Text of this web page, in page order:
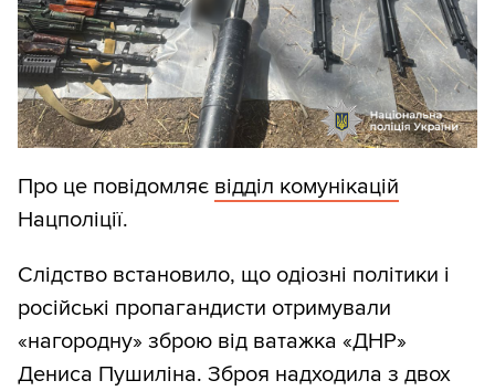
Про це повідомляє відділ комунікацій
Нацполіції.
Слідство встановило, що одіозні політики і
російські пропагандисти отримували
«нагородну» зброю від ватажка «ДНР»
Дениса Пушиліна. Зброя надходила з двох